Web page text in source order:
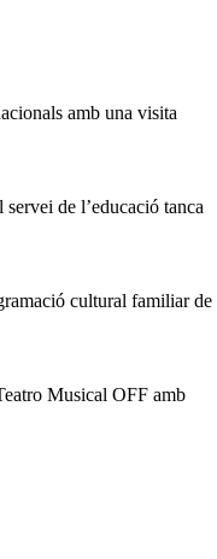
amb una visita
de l’educació tanca
cultural familiar de
Musical OFF amb